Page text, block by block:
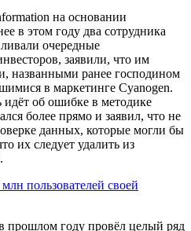
на основании
в этом году два сотрудника
очередные
заявили, что им
названными ранее господином
в маркетинге Cyanogen.
идёт об ошибке в методике
более прямо и заявил, что не
данных, которые могли бы
их следует удалить из
прошлом году провёл целый ряд